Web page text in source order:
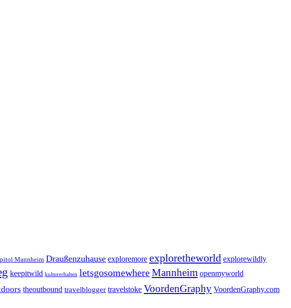
Mannheim Draußenzuhause exploremore exploretheworld explorewildly
keepitwild kulturerhalten letsgosomewhereMannheim openmyworld
theoutbound travelblogger travelstoke VoordenGraphy VoordenGraphy.com